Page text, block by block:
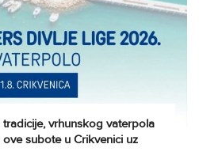
vrhunskog vaterpola
ove subote u Crikvenici uz